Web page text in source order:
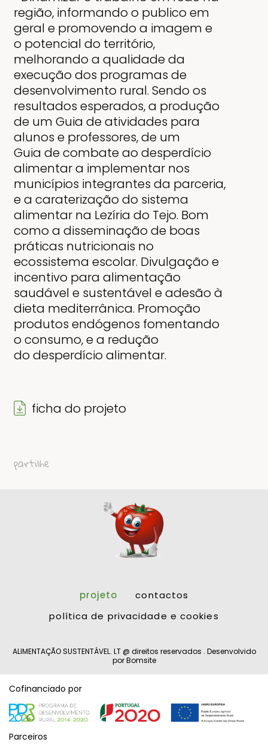
região, informando o publico em
geral e promovendo a imagem e
o potencial do território,
melhorando a qualidade da
execução dos programas de
desenvolvimento rural.Sendo os
resultados esperados, a produção
de um Guia de atividades para
alunos e professores, de um
Guiade combate ao desperdício
alimentar a implementar nos
municípios integrantes da parceria,
e acaraterização do sistema
alimentar na Lezíria do Tejo. Bom
como a disseminação de boas
práticas nutricionais no
ecossistema escolar. Divulgação e
incentivo para alimentação
saudável e sustentável eadesão à
dieta mediterrânica. Promoção
produtos endógenos fomentando
o consumo, e a redução
dodesperdício alimentar.
ficha do projeto
partilhe
projeto
contactos
política de privacidade e cookies
ALIMENTAÇÃO SUSTENTÁVEL. LT @ direitos reservados . Desenvolvido
porBomsite
Cofinanciado por
Parceiros